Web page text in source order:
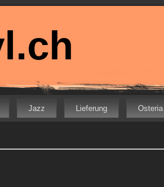
Jazz Lieferung Osteria